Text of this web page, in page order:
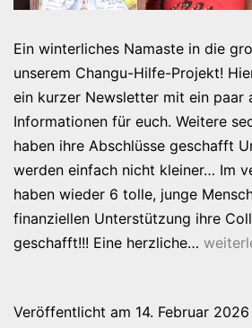
Ein winterliches Namaste in die
unserem Changu-Hilfe-Projekt!
ein kurzer Newsletter mit ein paar
Informationen für euch. Weitere
haben ihre Abschlüsse geschafft
werden einfach nicht kleiner… Im
haben wieder 6 tolle, junge
finanziellen Unterstützung ihre
geschafft!!! Eine herzliche… Nepal-
2026
Veröffentlicht am 14. Februar 2026